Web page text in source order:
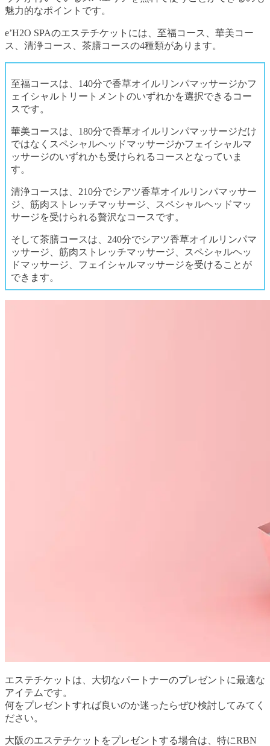
魅力的なポイントです。
e’H2O SPAのエステチケットには、至福コース、華美コー
ス、清浄コース、茶膳コースの4種類があります。
至福コースは、140分で香草オイルリンパマッサージかフ
ェイシャルトリートメントのいずれかを選択できるコー
スです。
華美コースは、180分で香草オイルリンパマッサージだけ
ではなくスペシャルヘッドマッサージかフェイシャルマ
ッサージのいずれかも受けられるコースとなっていま
す。
清浄コースは、210分でシアツ香草オイルリンパマッサー
ジ、筋肉ストレッチマッサージ、スペシャルヘッドマッ
サージを受けられる贅沢なコースです。
そして茶膳コースは、240分でシアツ香草オイルリンパマ
ッサージ、筋肉ストレッチマッサージ、スペシャルヘッ
ドマッサージ、フェイシャルマッサージを受けることが
できます。
エステチケットは、大切なパートナーのプレゼントに最適な
アイテムです。
何をプレゼントすれば良いのか迷ったらぜひ検討してみてく
ださい。
大阪のエステチケットをプレゼントする場合は、特にRBN